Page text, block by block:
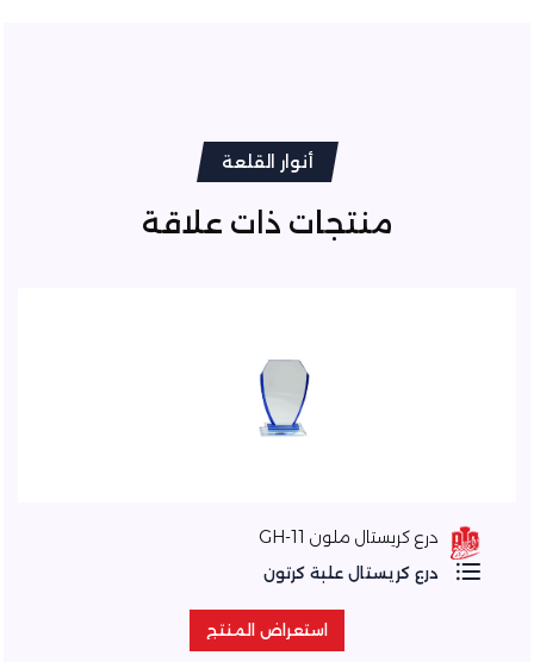
أنوار القلعة
منتجات ذات علاقة
درع كريستال ملون GH-11
درع كريستال علبة كرتون
استعراض المنتج
استعراض المنتج